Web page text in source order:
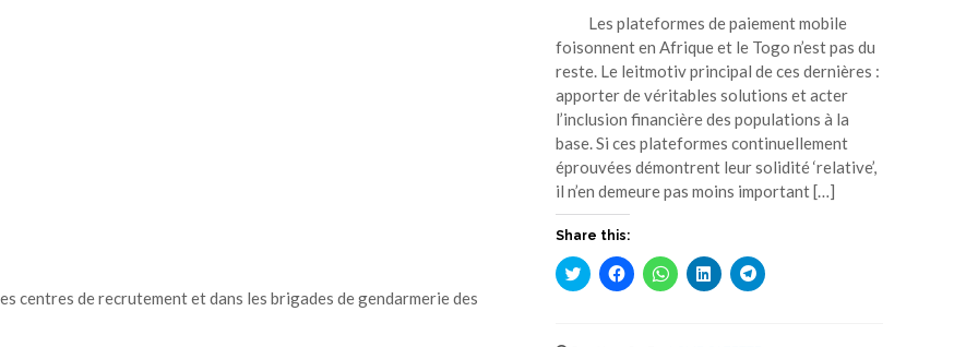
centres de recrutement et dans les brigades de gendarmerie des
Les plateformes de paiement mobile
foisonnent en Afrique et le Togo n’est pas du
reste. Le leitmotiv principal de ces dernières :
apporter de véritables solutions et acter
l’inclusion financière des populations à la
base. Si ces plateformes continuellement
éprouvées démontrent leur solidité ‘relative’,
il n’en demeure pas moins important […]
Share this:
Cliquez
pour
Cliquez
pour
Cliquez
pour
Cliquez
pour
Cliquez
pour